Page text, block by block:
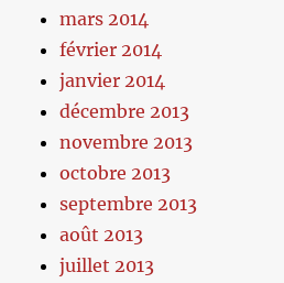
mars 2014
février 2014
janvier 2014
décembre 2013
novembre 2013
octobre 2013
septembre 2013
août 2013
juillet 2013